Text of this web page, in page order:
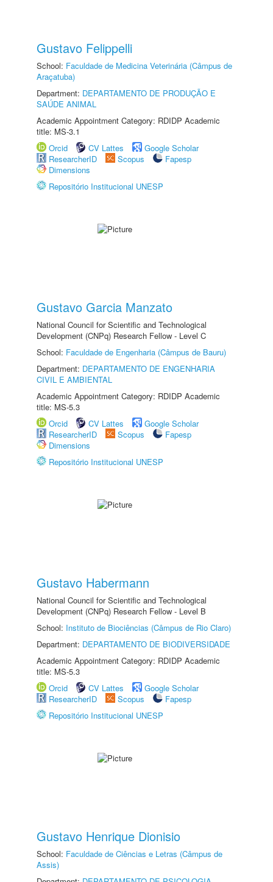
Gustavo Felippelli
School: Faculdade de Medicina Veterinária (Câmpus de
Araçatuba)
Department: DEPARTAMENTO DE PRODUÇÃO E
SAÚDE ANIMAL
Academic Appointment Category: RDIDP Academic
title: MS-3.1
Orcid
CV Lattes
Google Scholar
ResearcherID
Scopus
Fapesp
Dimensions
Repositório Institucional UNESP
Gustavo Garcia Manzato
National Council for Scientific and Technological
Development (CNPq) Research Fellow - Level C
School: Faculdade de Engenharia (Câmpus de Bauru)
Department: DEPARTAMENTO DE ENGENHARIA
CIVIL E AMBIENTAL
Academic Appointment Category: RDIDP Academic
title: MS-5.3
Orcid
CV Lattes
Google Scholar
ResearcherID
Scopus
Fapesp
Dimensions
Repositório Institucional UNESP
Gustavo Habermann
National Council for Scientific and Technological
Development (CNPq) Research Fellow - Level B
School: Instituto de Biociências (Câmpus de Rio Claro)
Department: DEPARTAMENTO DE BIODIVERSIDADE
Academic Appointment Category: RDIDP Academic
title: MS-5.3
Orcid
CV Lattes
Google Scholar
ResearcherID
Scopus
Fapesp
Repositório Institucional UNESP
Gustavo Henrique Dionisio
School: Faculdade de Ciências e Letras (Câmpus de
Assis)